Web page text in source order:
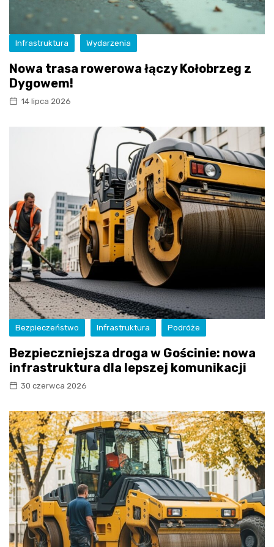
Infrastruktura Wydarzenia
Nowa trasa rowerowa łączy Kołobrzeg z
Dygowem!
14 lipca 2026
Bezpieczeństwo Infrastruktura Podróże
Bezpieczniejsza droga w Gościnie: nowa
infrastruktura dla lepszej komunikacji
30 czerwca 2026